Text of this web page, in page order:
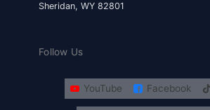
Sheridan, WY 82801
Follow Us
YouTube Facebook